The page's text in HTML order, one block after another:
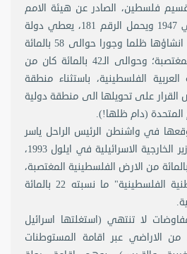
فلسطين، الصادر عن هيئة الامم
المتحدة في تشرين الثاني 1947 ويحمل الرقم 181، يعطي دولة
المغتصبين اليهود المزمع انشاؤها ظلما وجورا حوالى 58 بالمائة
من الارض الفلسطينية المغتصبة؛ وحوالى الـ42 بالمائة كان من
الفلسطينية، باستثناء منطقة
على تحويلها الى منطقة دولية
(دام ظلها!).
في واشنطن الرئيس الراحل ياسر
عرفات مع شمعون بيريز وزير الخارجية الاسرائيلية في ايلول 1993،
فتعطي دولة اسرائيل 78 بالمائة من الارض الفلسطينية المغتصبة،
وما سمي "السلطة الوطنية الفلسطينية" ما نسبته 22 بالمائة
لا تنتهي (استغلتها اسرائيل
من الاراضي عبر اقامة المستوطنات